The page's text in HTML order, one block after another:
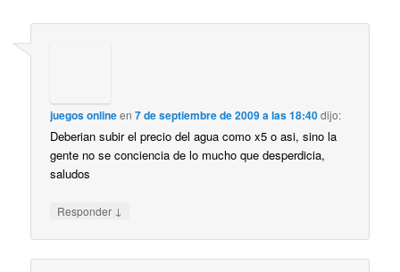
juegos onlineen7 de septiembre de 2009 a las 18:40dijo:
Deberian subir el precio del agua como x5 o asi, sino la
gente no se conciencia de lo mucho que desperdicia,
saludos
Responder ↓